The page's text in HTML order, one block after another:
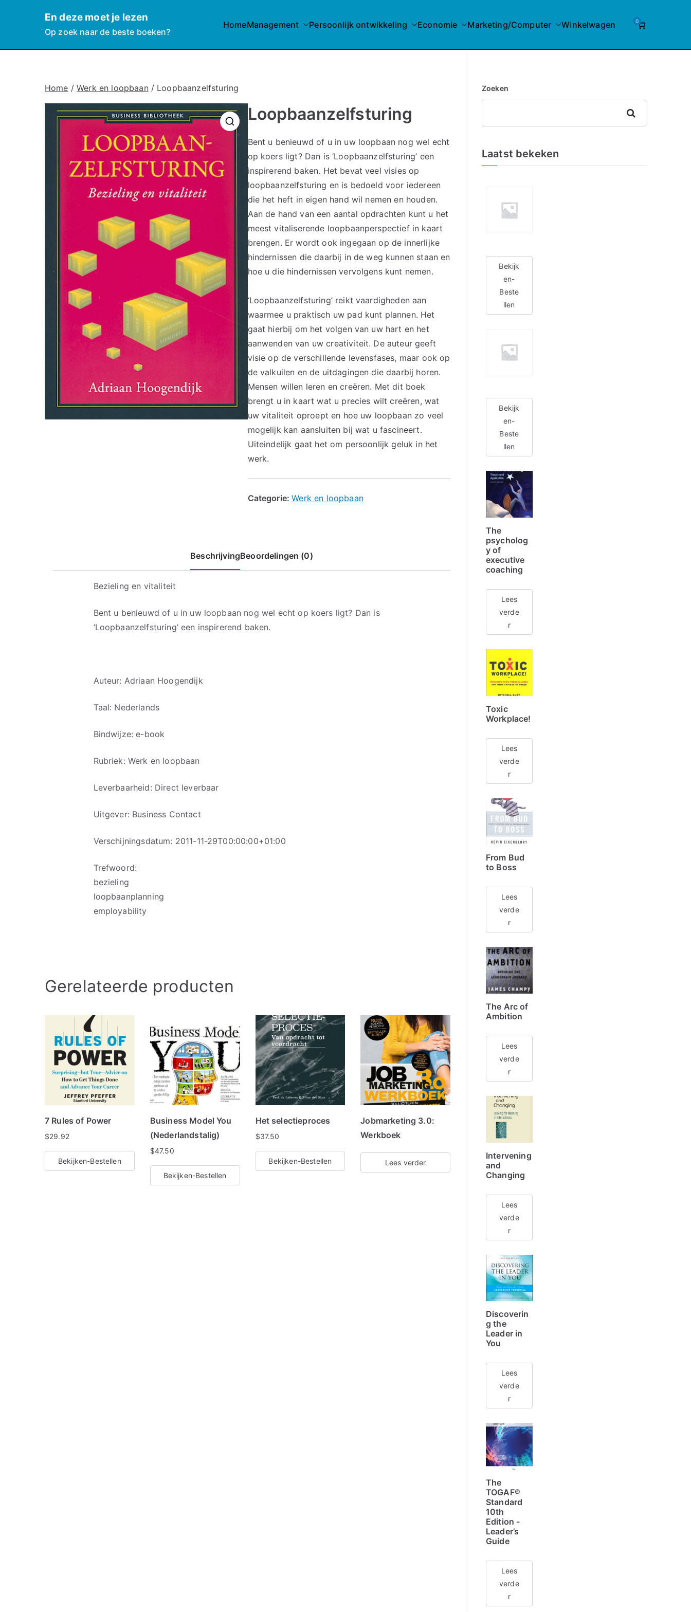
inhoud
En deze moet je lezen
Op zoek naar de beste boeken?
HomeManagement Persoonlijk ontwikkeling Economie Marketing/Computer Winkelwagen 0
Home /Werk en loopbaan/ Loopbaanzelfsturing
Loopbaanzelfsturing
Bent u benieuwd of u in uw loopbaan nog wel echt
op koers ligt? Dan is ‘Loopbaanzelfsturing’ een
inspirerend baken. Het bevat veel visies op
loopbaanzelfsturing en is bedoeld voor iedereen
die het heft in eigen hand wil nemen en houden.
Aan de hand van een aantal opdrachten kunt u het
meest vitaliserende loopbaanperspectief in kaart
brengen. Er wordt ook ingegaan op de innerlijke
hindernissen die daarbij in de weg kunnen staan en
hoe u die hindernissen vervolgens kunt nemen.
‘Loopbaanzelfsturing’ reikt vaardigheden aan
waarmee u praktisch uw pad kunt plannen. Het
gaat hierbij om het volgen van uw hart en het
aanwenden van uw creativiteit. De auteur geeft
visie op de verschillende levensfases, maar ook op
de valkuilen en de uitdagingen die daarbij horen.
Mensen willen leren en creëren. Met dit boek
brengt u in kaart wat u precies wilt creëren, wat
uw vitaliteit oproept en hoe uw loopbaan zo veel
mogelijk kan aansluiten bij wat u fascineert.
Uiteindelijk gaat het om persoonlijk geluk in het
werk.
Categorie:Werk en loopbaan
BeschrijvingBeoordelingen (0)
Bezieling en vitaliteit
Bent u benieuwd of u in uw loopbaan nog wel echt op koers ligt? Dan is
‘Loopbaanzelfsturing’ een inspirerend baken.
Auteur: Adriaan Hoogendijk
Taal: Nederlands
Bindwijze: e-book
Rubriek: Werk en loopbaan
Leverbaarheid: Direct leverbaar
Uitgever: Business Contact
Verschijningsdatum: 2011-11-29T00:00:00+01:00
Trefwoord:
bezieling
loopbaanplanning
employability
Gerelateerde producten
7 Rules of Power
$29.92
Bekijken-Bestellen
Business Model You
(Nederlandstalig)
$47.50
Bekijken-Bestellen
Het selectieproces
$37.50
Bekijken-Bestellen
Jobmarketing 3.0:
Werkboek
Lees verder
Zoeken
Zoeken
Laatst bekeken
Bekijk
en-
Beste
llen
Bekijk
en-
Beste
llen
The
psycholog
y of
executive
coaching
Lees
verde
r
Toxic
Workplace!
Lees
verde
r
From Bud
to Boss
Lees
verde
r
The Arc of
Ambition
Lees
verde
r
Intervening
and
Changing
Lees
verde
r
Discoverin
g the
Leader in
You
Lees
verde
r
The
TOGAF®
Standard
10th
Edition -
Leader’s
Guide
Lees
verde
r